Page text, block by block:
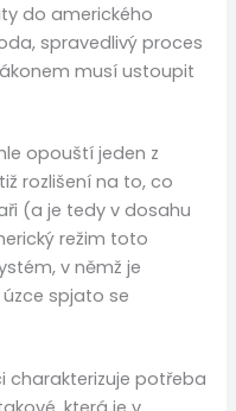
do amerického
spravedlivý proces
musí ustoupit
opouští jeden z
rozlišení na to, co
(a je tedy v dosahu
režim toto
v němž je
spjato se
charakterizuje potřeba